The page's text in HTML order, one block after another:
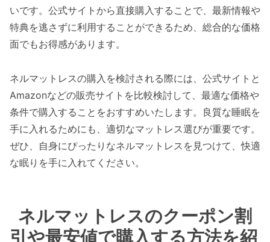
いです。公式サイトから直接購入することで、最新情報や
特典を逃さずに利用することができるため、総合的な価格
面でもお得感があります。
ネルマットレスの購入を検討される際には、公式サイトと
Amazonなどの販売サイトを比較検討して、最適な価格や
条件で購入することをおすすめいたします。良質な睡眠を
手に入れるためにも、適切なマットレス選びが重要です。
ぜひ、自身にぴったりなネルマットレスを見つけて、快適
な眠りを手に入れてください。
ネルマットレスのクーポン割
引や最安値で購入する方法を紹